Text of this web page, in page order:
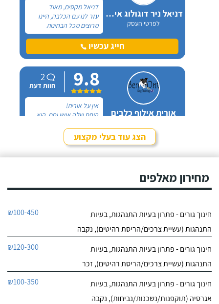
דניאל ניר דוגולוג אילוף כלבים
לפרטי העסק
דניאל מקסים, מאוד
עזר לנו עם הכלבה, היינו
מרוצים מכל הבחינות
ואנחנו ממליצים בחום. יש
לנו כלבה שהיו לה בעיות
התנהגות שונות וזאת שהכי
אכילה מפח הזבל הביתי.
חייג עכשיו
אורית אילוף כלבים
9.8
2
חוות דעת
אין על אורית!
היחס שלה אישי וחם, היא
שאלה ובאמת שמגיעות לה
רק מחמאות. אל אורית
שנהיה בטוחים שאנחנו
חייג עכשיו
איילה נאור - פשוט מאלפת בחיפה
לפרטי העסק
0
0
חוות דעת
הצג עוד בעלי מקצוע
מחירון מאלפים
חינוך גורים - פתרון בעיות התנהגות, בעיות
התנהגות (עשיית צרכים/הריסת רהיטים), נקבה
₪100-450
חינוך גורים - פתרון בעיות התנהגות, בעיות
התנהגות (עשיית צרכים/הריסת רהיטים), זכר
₪120-300
חינוך גורים - פתרון בעיות התנהגות, בעיות
אגרסיה (תוקפנות/נשכנות/נביחות), נקבה
₪100-350